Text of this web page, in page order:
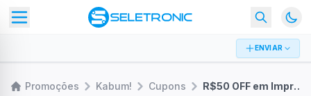
ENVIAR
Promoções Kabum! Cupons R$50 OFF em Impressoras HP LaserJet na Kabum